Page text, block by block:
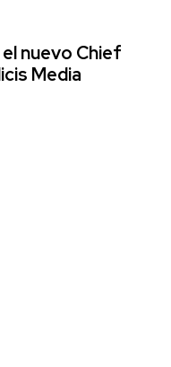
nuevo Chief
Media